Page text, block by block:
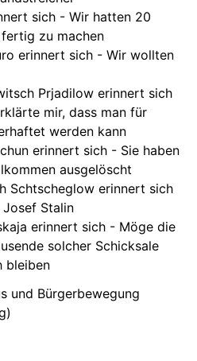
sich - Wir hatten 20
zu machen
erinnert sich - Wir wollten
Prjadilow erinnert sich
mir, dass man für
werden kann
erinnert sich - Sie haben
ausgelöscht
Schtscheglow erinnert sich
Stalin
erinnert sich - Möge die
solcher Schicksale
bleiben
und Bürgerbewegung